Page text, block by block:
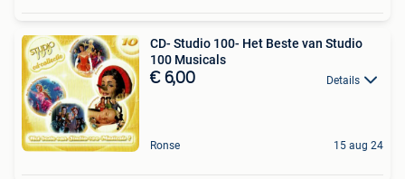
CD- Studio 100- Het Beste van Studio
100 Musicals
€ 6,00 Details
Ronse 15 aug 24